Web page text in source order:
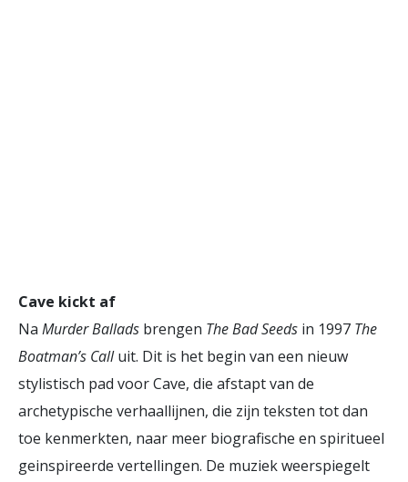
Cave kickt af
Na Murder Ballads brengen The Bad Seeds in 1997 The
Boatman’s Calluit. Dit is het begin van een nieuw
stylistisch pad voor Cave, die afstapt van de
archetypische verhaallijnen, die zijn teksten tot dan
toe kenmerkten, naar meer biografische en spiritueel
geinspireerde vertellingen. De muziek weerspiegelt